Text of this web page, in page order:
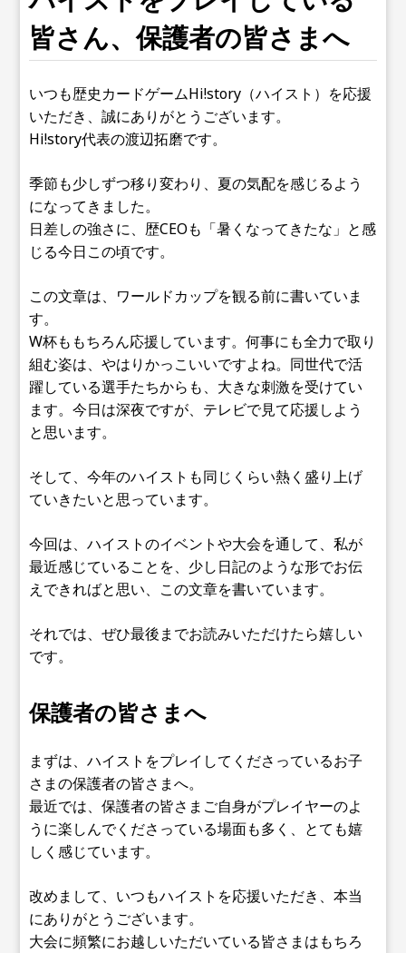
皆さん、保護者の皆さまへ
いつも歴史カードゲームHi!story（ハイスト）を応援
いただき、誠にありがとうございます。
Hi!story代表の渡辺拓磨です。
季節も少しずつ移り変わり、夏の気配を感じるよう
になってきました。
日差しの強さに、歴CEOも「暑くなってきたな」と感
じる今日この頃です。
この文章は、ワールドカップを観る前に書いていま
す。
W杯ももちろん応援しています。何事にも全力で取り
組む姿は、やはりかっこいいですよね。同世代で活
躍している選手たちからも、大きな刺激を受けてい
ます。今日は深夜ですが、テレビで見て応援しよう
と思います。
そして、今年のハイストも同じくらい熱く盛り上げ
ていきたいと思っています。
今回は、ハイストのイベントや大会を通して、私が
最近感じていることを、少し日記のような形でお伝
えできればと思い、この文章を書いています。
それでは、ぜひ最後までお読みいただけたら嬉しい
です。
保護者の皆さまへ
まずは、ハイストをプレイしてくださっているお子
さまの保護者の皆さまへ。
最近では、保護者の皆さまご自身がプレイヤーのよ
うに楽しんでくださっている場面も多く、とても嬉
しく感じています。
改めまして、いつもハイストを応援いただき、本当
にありがとうございます。
大会に頻繁にお越しいただいている皆さまはもちろ